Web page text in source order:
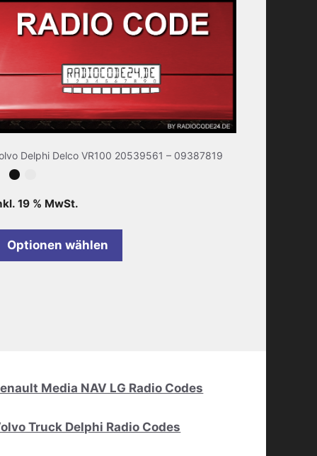
Delphi Delco VR100 20539561 – 09387819
19 % MwSt.
Optionen wählen
Media NAV LG Radio Codes
Truck Delphi Radio Codes